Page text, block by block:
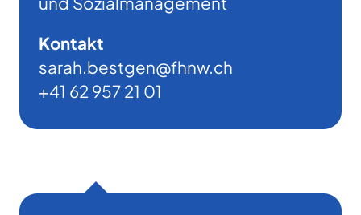
Kontakt
sarah.bestgen@fhnw.ch
+41 62 957 21 01